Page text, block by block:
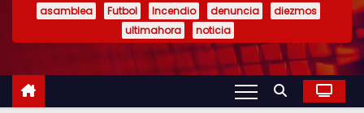
asamblea Futbol Incendio denuncia
diezmos
ultimahora
noticia